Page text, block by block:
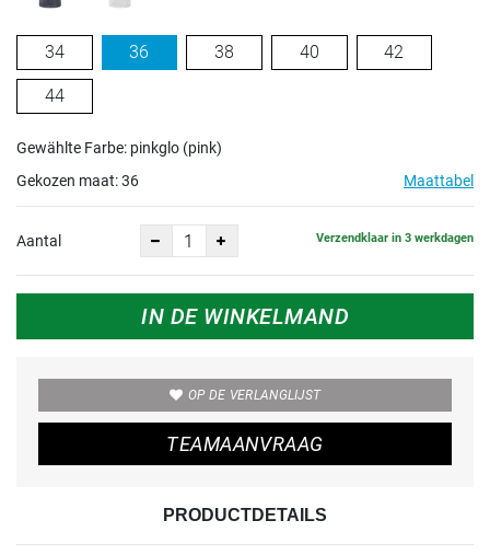
34 36 38 40 42
44
Gewählte Farbe: pinkglo (pink)
Gekozen maat:36 Maattabel
Aantal Verzendklaar in 3 werkdagen
IN DE WINKELMAND
OP DE VERLANGLIJST
TEAMAANVRAAG
PRODUCTDETAILS